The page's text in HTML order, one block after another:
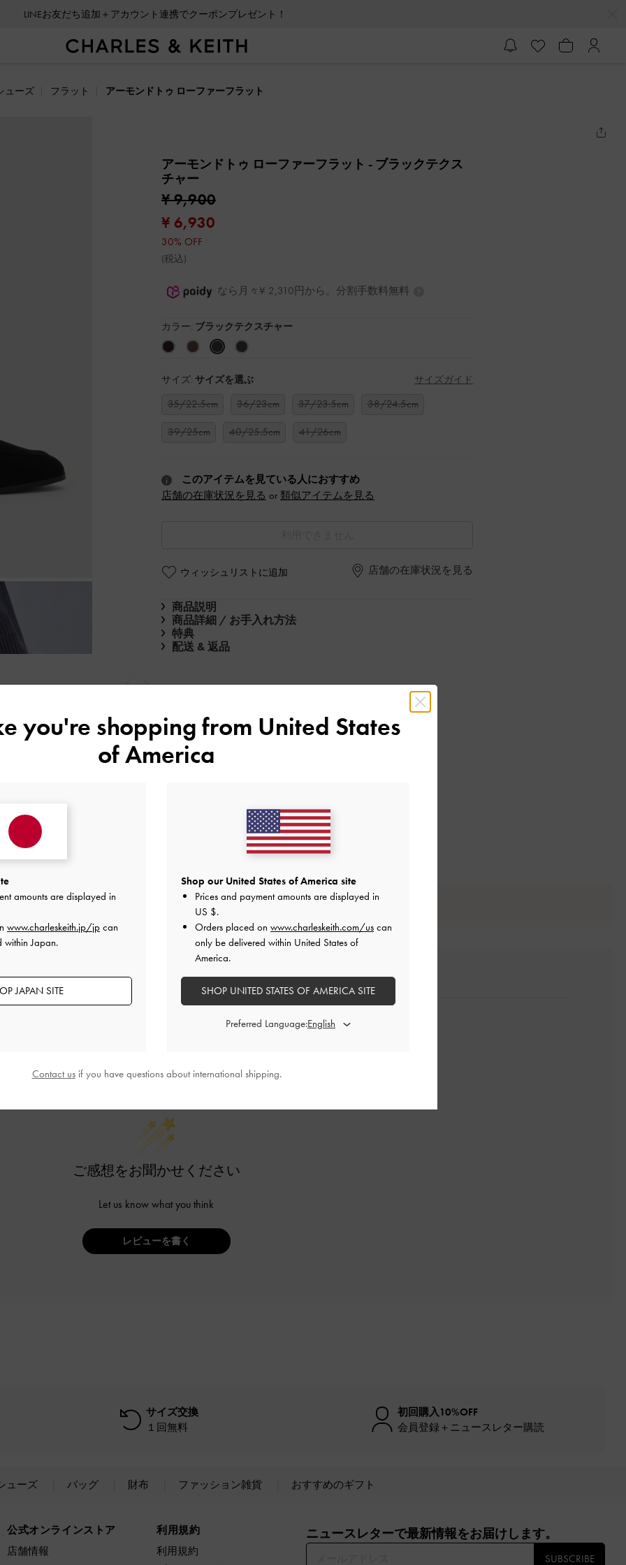
LINEお友だち追加＋アカウント連携でクーポンプレゼント！
ューズ フラット アーモンドトゥ ローファーフラット
アーモンドトゥ ローファーフラット - ブラックテクス
チャー
¥ 9,900
¥ 6,930
30% OFF
(税込)
なら月々¥ 2,310円から。分割手数料無料
カラー: ブラックテクスチャー
サイズ: サイズを選ぶ サイズガイド
35/22.5cm 36/23cm 37/23.5cm
38/24.5cm
39/25cm
40/25.5cm 41/26cm
このアイテムを見ている人におすすめ
店舗の在庫状況を見る or 類似アイテムを見る
ウィッシュリストに追加 店舗の在庫状況を見る
商品説明
商品詳細 / お手入れ方法
特典
配送 & 返品
戻る次
レビューは購入した方のみ投稿ができます。
ご感想をお聞かせください
Let us know what you think
レビューを書く
サイズ交換
１回無料
初回購入10%OFF
会員登録＋ニュースレター購読
ューズ バッグ 財布 ファッション雑貨 おすすめのギフト
公式オンラインストア
店舗情報
利用規約
利用規約
ニュースレターで最新情報をお届けします。​
SUBSCRIBE
you're shopping from United States
of America
amounts are displayed in
www.charleskeith.jp/jp can
within Japan.
JAPAN SITE
Shop our United States of America site
Prices and payment amounts are displayed in
US $.
Orders placed on www.charleskeith.com/us can
only be delivered within United States of
America.
SHOP UNITED STATES OF AMERICA SITE
Preferred Language:
Contact usif you have questions about international shipping.